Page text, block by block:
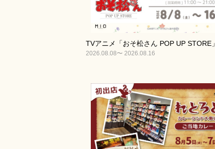
TVアニメ「おそ松さん POP UP STORE」
2026.08.08〜 2026.08.16